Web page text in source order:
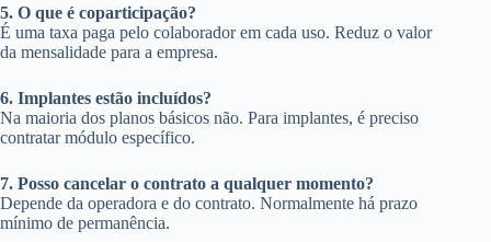
5. O que é coparticipação?
É uma taxa paga pelo colaborador em cada uso. Reduz o valor
da mensalidade para a empresa.
6. Implantes estão incluídos?
Na maioria dos planos básicos não. Para implantes, é preciso
contratar módulo específico.
7. Posso cancelar o contrato a qualquer momento?
Depende da operadora e do contrato. Normalmente há prazo
mínimo de permanência.